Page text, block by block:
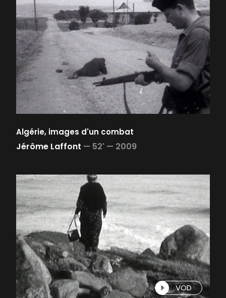
Algérie, images d'un combat
Jérôme Laffont — 52' — 2009
VOD